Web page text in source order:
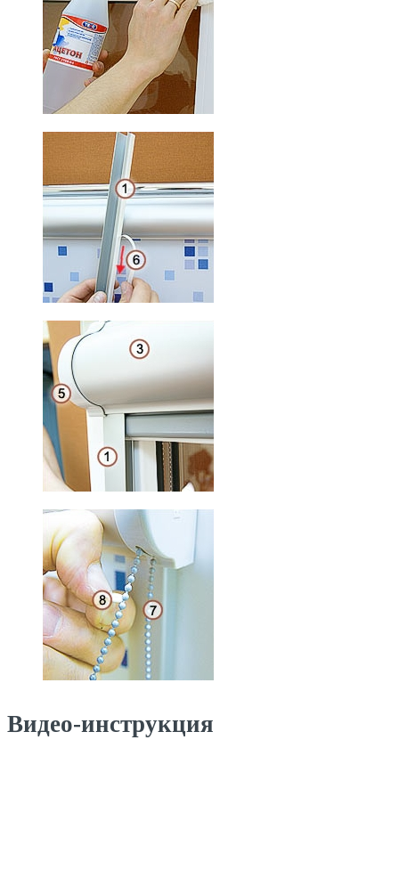
Видео-инструкция